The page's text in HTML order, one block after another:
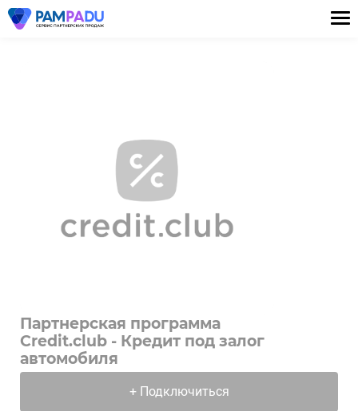
Партнерская программа
Credit.club - Кредит под залог
автомобиля
+ Подключиться